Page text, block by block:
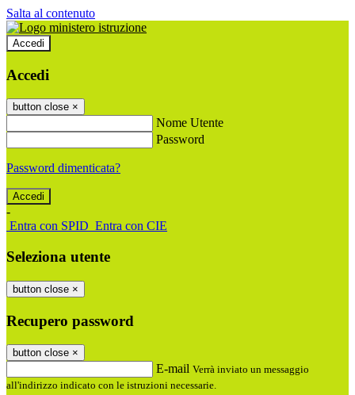
Salta al contenuto
Accedi
Accedi
button close ×
Nome Utente
Password
Password dimenticata?
-
Entra con SPID Entra con CIE
Seleziona utente
button close ×
Recupero password
button close ×
E-mail Verrà inviato un messaggio
all'indirizzo indicato con le istruzioni necessarie.